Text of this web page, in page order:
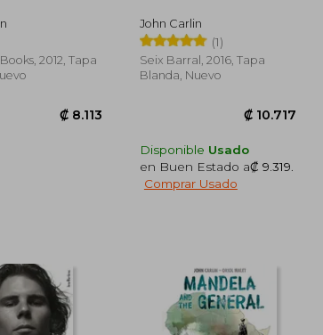
2012, Tapa
John Carlin
(1)
Seix Barral, 2016, Tapa
Blanda, Nuevo
Disponible Usado
en Buen Estado a₡ 9.319
Comprar Usado